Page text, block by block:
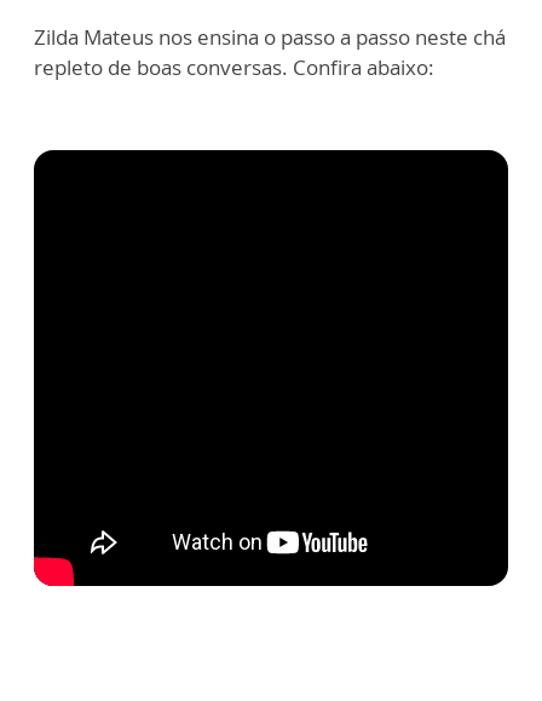
Zilda Mateus nos ensina o passo a passo neste chá
repleto de boas conversas. Confira abaixo: